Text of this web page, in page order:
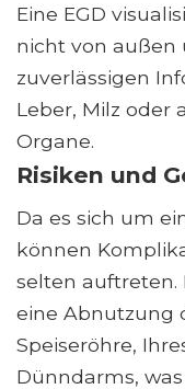
Eine EGD
nicht von außen
zuverlässigen
Leber, Milz oder
Organe.
Risiken und
Da es sich um
können
selten auftreten.
eine Abnutzung
Speiseröhre,
Dünndarms,